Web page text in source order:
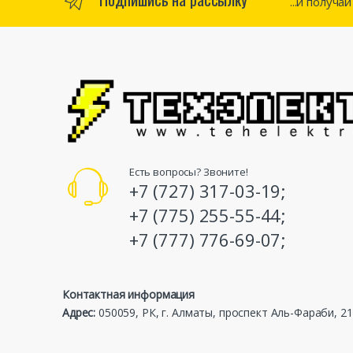
Есть вопросы? Звоните!
+7 (727) 317-03-19;
+7 (775) 255-55-44;
+7 (777) 776-69-07;
Контактная информация
Адрес: 050059, РК, г. Алматы, проспект Аль-Фараби,